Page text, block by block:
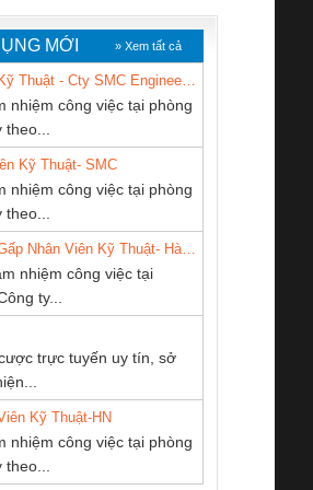
sát chuỗi
pin
16I+
Bộ giám sát dòng
TRANSCLINIC 16I+
(2008130000)
lưu nguồn
1K5.4
Giá
Nẹp nhôm chống
trơn Đà Nẵng
TY TNHH
MARINE
Tan Dong Cang
DÂY VÀ
ĐIỆN
ĐÌNH
Thương Mại SX
MỚI » Xem tất cả
nhiệm công việc tại phòng
Kỹ Thuật- SMC
nhiệm công việc tại phòng
nhiệm công việc tại
ty...
trực tuyến uy tín, sở
Kỹ Thuật-HN
nhiệm công việc tại phòng